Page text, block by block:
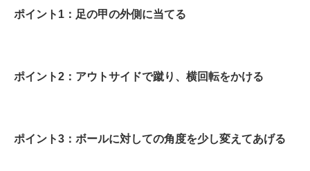
ポイント1：足の甲の外側に当てる
ポイント2：アウトサイドで蹴り、横回転をかける
ポイント3：ボールに対しての角度を少し変えてあげる